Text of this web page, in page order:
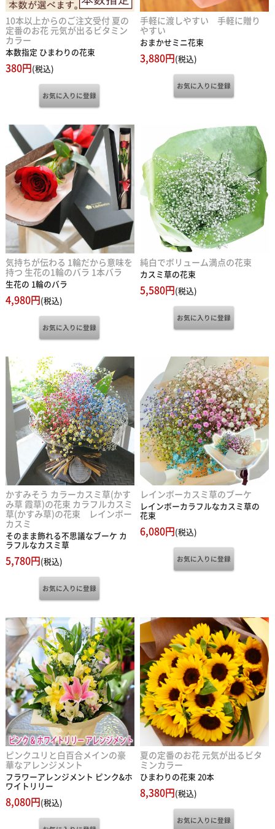
10本以上からのご注文受付 夏の
定番のお花 元気が出るビタミン
カラー
本数指定 ひまわりの花束
380円(税込)
手軽に渡しやすい 手軽に贈り
やすい
おまかせミニ花束
3,880円(税込)
気持ちが伝わる 1輪だから意味を
持つ 生花の1輪のバラ 1本バラ
生花の 1輪のバラ
4,980円(税込)
純白でボリューム満点の花束
カスミ草の花束
5,580円(税込)
かすみそう カラーカスミ草(かす
み草 霞草)の花束 カラフルカスミ
草(かすみ草)の花束 レインボー
カスミ
そのまま飾れる不思議なブーケ カ
ラフルなカスミ草
5,780円(税込)
レインボーカスミ草のブーケ
レインボーカラフルなカスミ草の
花束
6,080円(税込)
ピンクユリと白百合メインの豪
華なアレンジメント
フラワーアレンジメント ピンク&ホ
ワイトリリー
8,080円(税込)
夏の定番のお花 元気が出るビタ
ミンカラー
ひまわりの花束 20本
8,380円(税込)